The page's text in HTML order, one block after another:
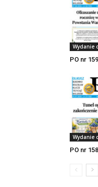
Wydanie
PO nr
Wydanie
PO nr